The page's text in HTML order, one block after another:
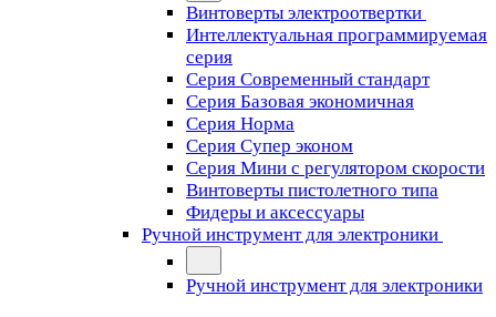
Винтоверты электроотвертки
Интеллектуальная программируемая
серия
Серия Современный стандарт
Серия Базовая экономичная
Серия Норма
Серия Cупер эконом
Серия Мини с регулятором скорости
Винтоверты пистолетного типа
Фидеры и аксессуары
Ручной инструмент для электроники
Ручной инструмент для электроники